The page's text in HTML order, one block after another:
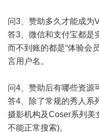
问3、赞助多久才能成为
答3、微信和支付宝都是
而不到账的都是“体验会
言用户名。
问4、赞助后有哪些资源
答4、除了常规的秀人系
摄影机构及Coser系列美
不能正常搜索)。